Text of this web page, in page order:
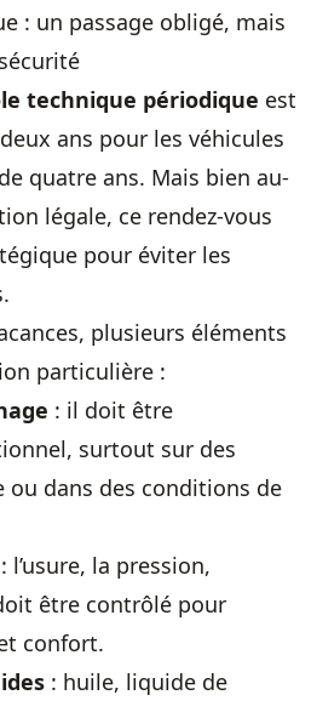
: un passage obligé, mais
technique périodique est
ans pour les véhicules
quatre ans. Mais bien au-
légale, ce rendez-vous
pour éviter les
plusieurs éléments
particulière :
: il doit être
surtout sur des
ou dans des conditions de
: l’usure, la pression,
être contrôlé pour
confort.
: huile, liquide de